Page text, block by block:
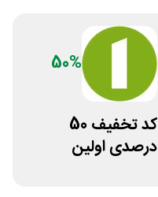
50%
کد تخفیف 50
درصدی اولین